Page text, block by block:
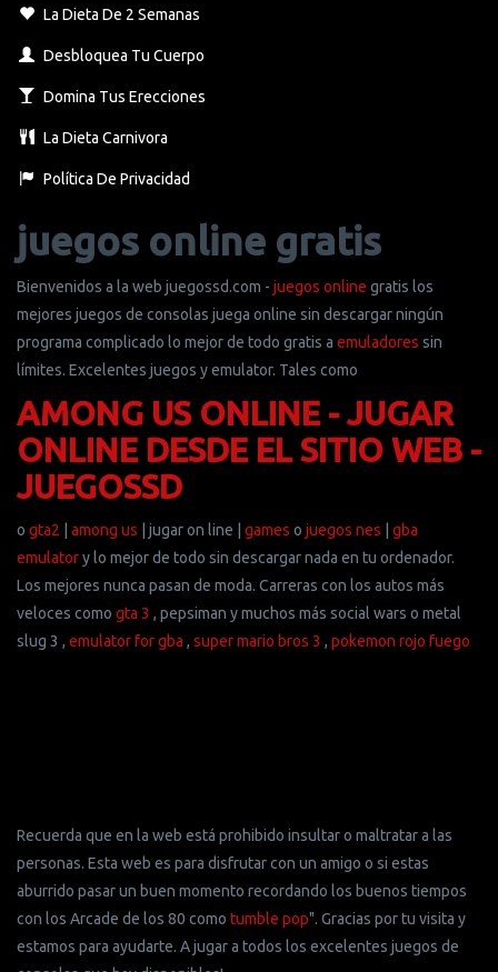
La Dieta De 2 Semanas
Desbloquea Tu Cuerpo
Domina Tus Erecciones
La Dieta Carnivora
Política De Privacidad
juegos online gratis
Bienvenidos a la web juegossd.com - juegos online gratis los
mejores juegos de consolas juega online sin descargar ningún
programa complicado lo mejor de todo gratis a emuladores sin
límites. Excelentes juegos y emulator. Tales como
AMONG US ONLINE - JUGAR
ONLINE DESDE EL SITIO WEB -
JUEGOSSD
o gta2 among us | jugar on line | games o juegos nes
gba
emulatory lo mejor de todo sin descargar nada en tu ordenador.
Los mejores nunca pasan de moda. Carreras con los autos más
veloces como gta 3 , pepsiman y muchos más social wars o metal
slug 3 , emulator for gba , super mario bros 3 , pokemon rojo fuego
Recuerda que en la web está prohibido insultar o maltratar a las
personas. Esta web es para disfrutar con un amigo o si estas
aburrido pasar un buen momento recordando los buenos tiempos
con los Arcade de los 80 como tumble pop". Gracias por tu visita y
estamos para ayudarte. A jugar a todos los excelentes juegos de